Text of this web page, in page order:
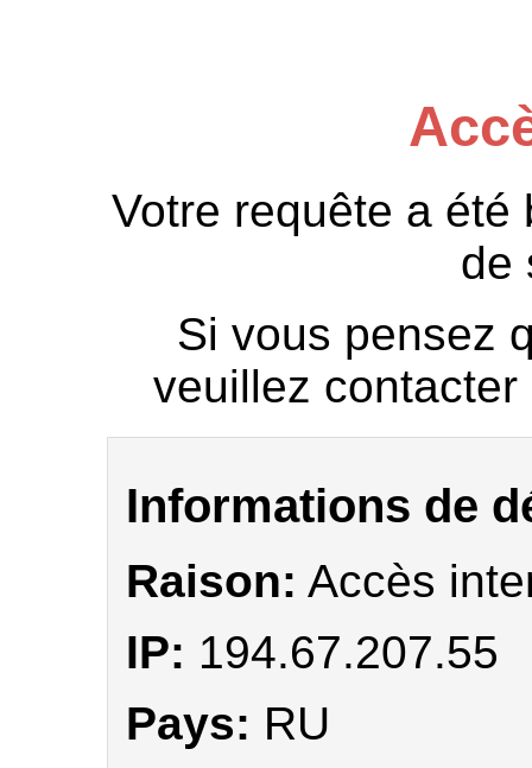
Votre requête a été
de
Si vous pensez
veuillez
Informations de
Raison: Accès
IP: 194.67.207.55
Pays: RU